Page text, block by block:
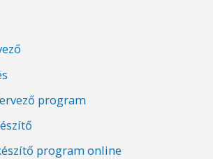
program
program online